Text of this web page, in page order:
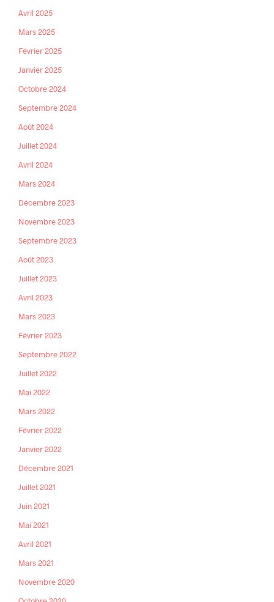
Avril 2025
Mars 2025
Février 2025
Janvier 2025
Octobre 2024
Septembre 2024
Août 2024
Juillet 2024
Avril 2024
Mars 2024
Décembre 2023
Novembre 2023
Septembre 2023
Août 2023
Juillet 2023
Avril 2023
Mars 2023
Février 2023
Septembre 2022
Juillet 2022
Mai 2022
Mars 2022
Février 2022
Janvier 2022
Décembre 2021
Juillet 2021
Juin 2021
Mai 2021
Avril 2021
Mars 2021
Novembre 2020